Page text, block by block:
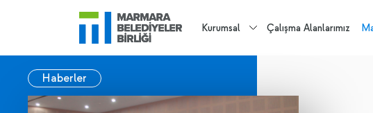
Kurumsal Çalışma Alanlarımız
Haberler